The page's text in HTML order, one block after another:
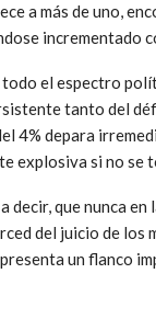
a más de uno,
incrementado
el espectro
tanto del
4% depara
explosiva si no se
decir, que nunca
del juicio de los
un flanco